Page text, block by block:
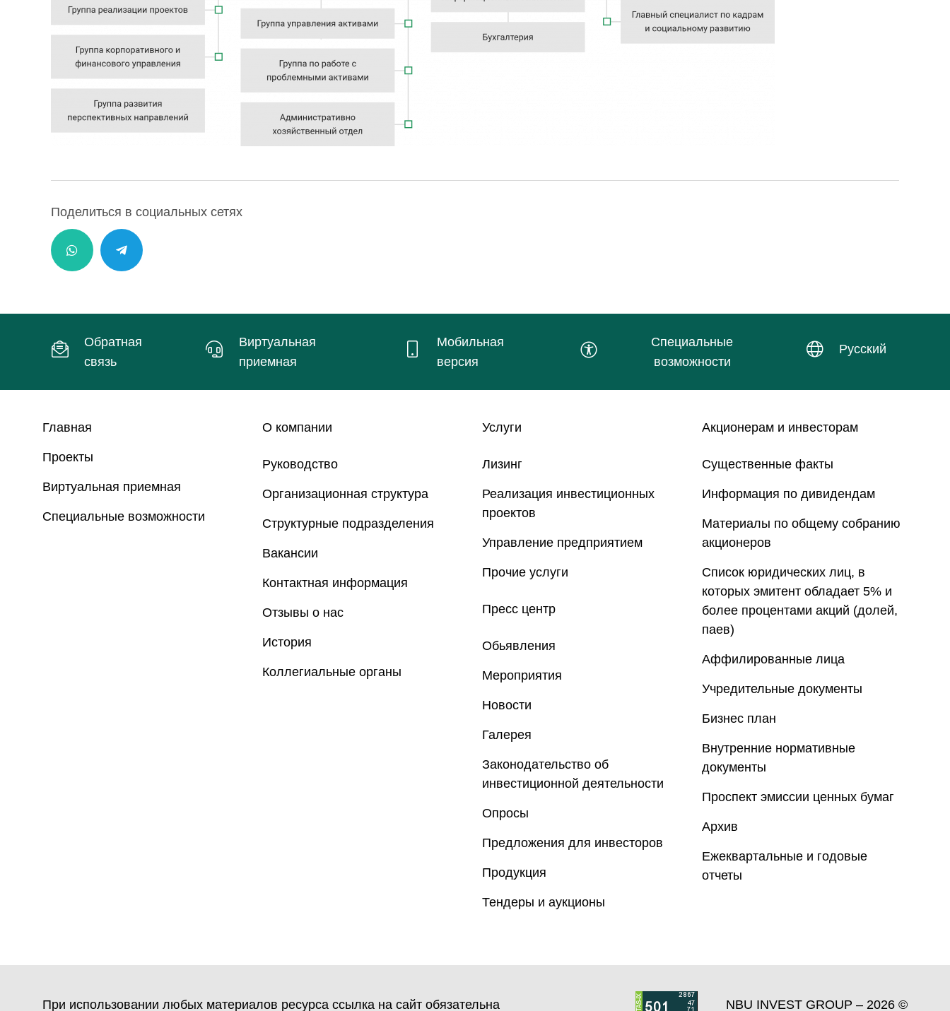
Поделиться в социальных сетях
Обратная
связь
Виртуальная
приемная
Мобильная
версия
Специальные
возможности
Русский
Главная
Проекты
Виртуальная приемная
Специальные возможности
О компании
Руководство
Организационная структура
Структурные подразделения
Вакансии
Контактная информация
Отзывы о нас
История
Коллегиальные органы
Услуги
Лизинг
Реализация инвестиционных
проектов
Управление предприятием
Прочие услуги
Пресс центр
Обьявления
Мероприятия
Новости
Галерея
Законодательство об
инвестиционной деятельности
Опросы
Предложения для инвесторов
Продукция
Тендеры и аукционы
Акционерам и инвесторам
Существенные факты
Информация по дивидендам
Материалы по общему собранию
акционеров
Список юридических лиц, в
которых эмитент обладает 5% и
более процентами акций (долей,
паев)
Аффилированные лица
Учредительные документы
Бизнес план
Внутренние нормативные
документы
Проспект эмиссии ценных бумаг
Архив
Ежеквартальные и годовые
отчеты
При использовании любых материалов ресурса ссылка на сайт обязательна NBU INVEST GROUP – 2026 ©